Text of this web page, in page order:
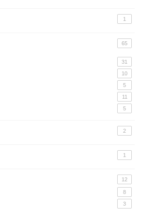
1
65
31
10
5
11
5
2
1
12
8
3